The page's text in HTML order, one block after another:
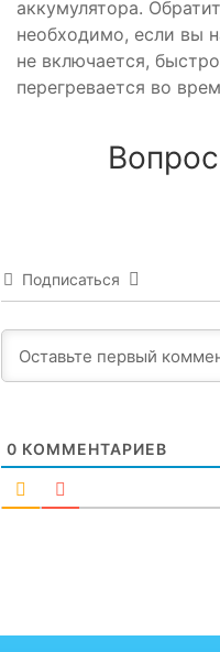
аккумулятора.
необходимо, если вы
не включается,
перегревается во
Подписаться
0 КОММЕНТАРИЕВ